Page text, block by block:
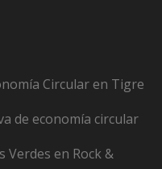
Circular en Tigre
de economía circular
Verdes en Rock &